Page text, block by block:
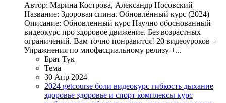
Автор: Марина Кострова, Александр Носовский
Название: Здоровая спина. Обновлённый курс (2024)
Описание: Обновленный курс Научно обоснованный
видеокурс про здоровое движение. Без возрастных
ограничений. Вам точно понравится! 20 видеоуроков +
Упражнения по миофасциальному релизу +...
Брат Тук
Тема
30 Апр 2024
2024 getcourse боли видеокурс гибкость дыхание
здоровье здоровье и спорт комплексы курс